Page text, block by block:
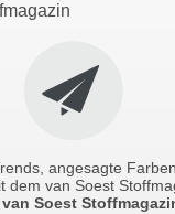
angesagte
dem van Soest
van Soest